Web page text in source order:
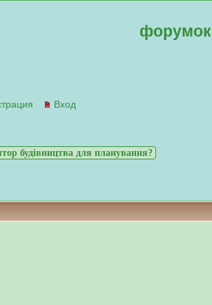
форумок
Вход
будівництва для планування?